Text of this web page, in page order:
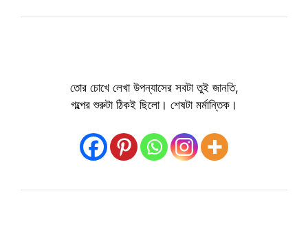
তোর চোখে লেখা উপন্যাসের সবটা তুই জানতি,
গল্পের শুরুটা ঠিকই ছিলো। শেষটা মর্মান্তিক।